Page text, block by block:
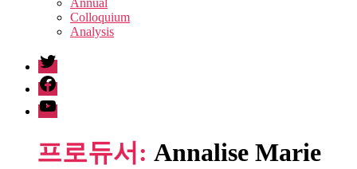
Annual
Colloquium
Analysis
twitter
facebook
Youtube
프로듀서: Annalise Marie